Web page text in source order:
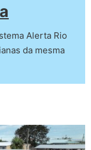
Alerta Rio
da mesma